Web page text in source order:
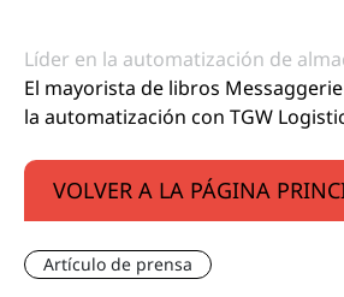
Líder en la automatización de
El mayorista de libros
la automatización con TGW
VOLVER A LA PÁGINA
Artículo de prensa